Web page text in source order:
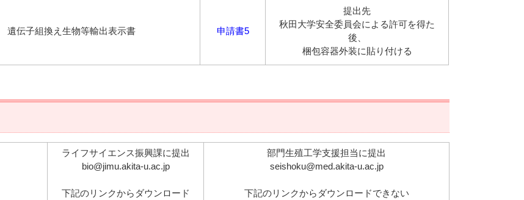
遺伝子組換え生物等輸出表示書 申請書5
提出先
秋田大学安全委員会による許可を得た
後、
梱包容器外装に貼り付ける
ライフサイエンス振興課に提出
bio@jimu.akita-u.ac.jp
下記のリンクからダウンロード
部門生殖工学支援担当に提出
seishoku@med.akita-u.ac.jp
下記のリンクからダウンロードできない